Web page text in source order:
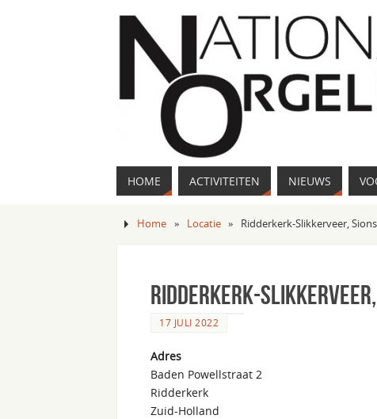
HOME ACTIVITEITEN NIEUWS
Home » Locatie » Ridderkerk-Slikkerveer,
Ridderkerk-
17 JULI 2022
Adres
Baden Powellstraat 2
Ridderkerk
Zuid-Holland